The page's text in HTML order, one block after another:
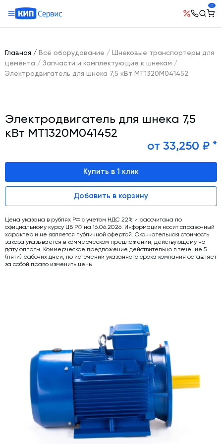
0
Бетонные заводы (БСУ, РБУ)
Бетоносмесители
Гибкие шнеки для сыпучих материалов
Конвейерное оборудование
Силосы для цемента и обвязка
Растариватели Биг-Бегов
Тепловое оборудование
Дозаторы для бетонных заводов
Затворы для силосов и дозаторов
Промышленные фильтры и комплектующие
Телескопические загрузчики
Промышленные вибраторы
Рециклинг
Дробильно-сортировочный комплекс
Околопрессовочное оборудование
Экспертные услуги
География поставок
Руководство
Сотрудничество
История компании
Ответы на вопросы
Условия труда
Контакты
Главная / Всё оборудование / Шнековые транспортеры для
цемента / Запчасти и комплектующие к шнекам /
Электродвигатель для шнека 7,5 кВт MT1320M041452
Электродвигатель для шнека 7,5
кВт MT1320M041452
от 33,250 ₽ *
Купить в 1 клик
Добавить в корзину
Цена указана в рублях РФ с учетом НДС 22% и рассчитана по
официальному курсу ЦБ РФ на 16.06.2026. Информация носит справочный
характер и не является публичной офертой. Окончательная стоимость
заказа указывается в коммерческом предложении, действующему на
дату оплаты. Коммерческое предложение действительно в течение 5
(пяти) рабочих дней, по истечении указанного срока компания оставляет
за собой право изменить цены